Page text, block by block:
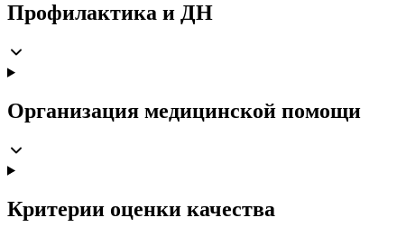
Профилактика и ДН
Организация медицинской помощи
Критерии оценки качества